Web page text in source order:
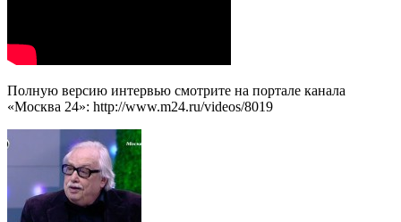
Полную версию интервью смотрите на портале канала
«Москва 24»: http://www.m24.ru/videos/8019